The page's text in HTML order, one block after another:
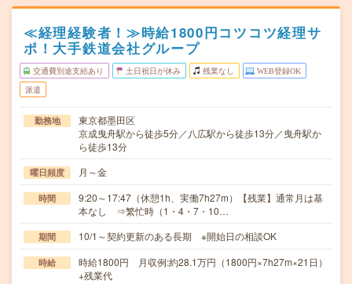
≪経理経験者！≫時給1800円コツコツ経理サ
ポ！大手鉄道会社グループ
交通費別途支給あり 土日祝日が休み 残業なし WEB登録OK
派遣
勤務地
東京都墨田区
京成曳舟駅から徒歩5分／八広駅から徒歩13分／曳舟駅か
ら徒歩13分
曜日頻度 月～金
時間
9:20～17:47（休憩1h、実働7h27m）【残業】通常月は基
本なし ⇒繁忙時（1・4・7・10…
期間 10/1～契約更新のある長期 ※開始日の相談OK
時給
時給1800円 月収例:約28.1万円（1800円×7h27m×21日）
+残業代